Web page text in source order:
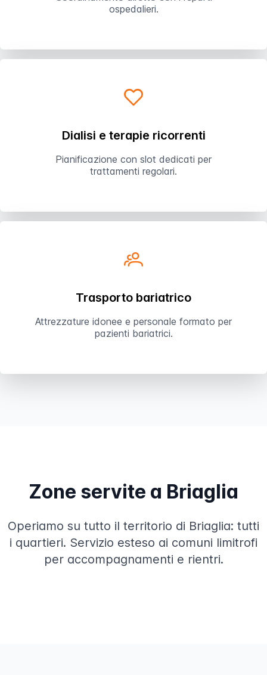
ospedalieri.
Dialisi e terapie ricorrenti
Pianificazione con slot dedicati per
trattamenti regolari.
Trasporto bariatrico
Attrezzature idonee e personale formato per
pazienti bariatrici.
Zone servite a Briaglia
Operiamo su tutto il territorio di Briaglia: tutti
i quartieri. Servizio esteso ai comuni limitrofi
per accompagnamenti e rientri.